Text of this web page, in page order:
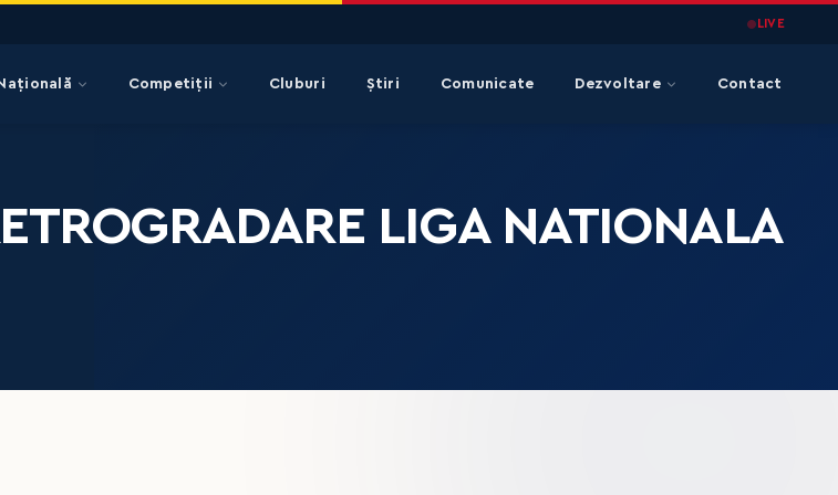
LIVE
Competiții Cluburi Știri Comunicate Dezvoltare Contact
LIGA NATIONALA